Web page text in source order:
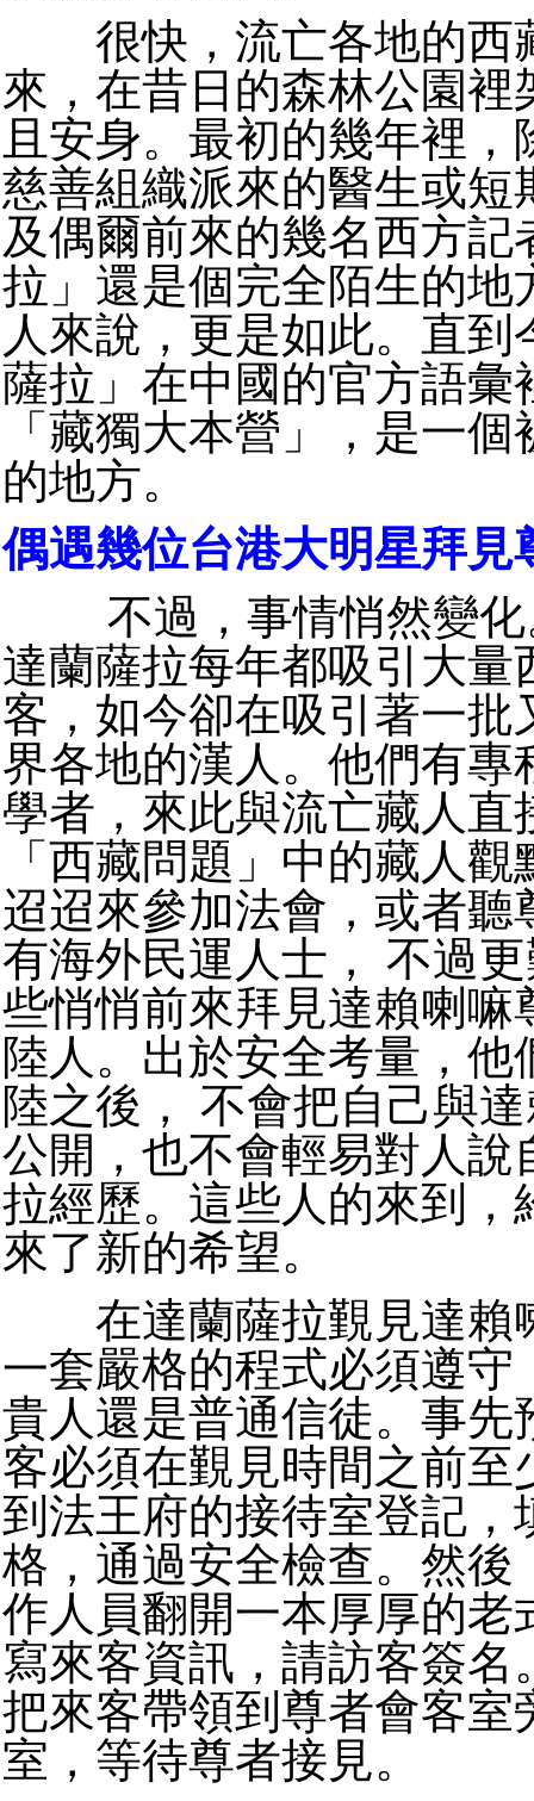
很快，流亡各地的西
來，在昔日的森林公園裡
且安身。最初的幾年裡
慈善組織派來的醫生或短
及偶爾前來的幾名西方記
拉」還是個完全陌生的地
人來說，更是如此。直到
薩拉」在中國的官方語彙
「藏獨大本營」，是一
的地方。
偶遇幾位台港大明星拜見
不過，事情悄然變化
達蘭薩拉每年都吸引大量
客，如今卻在吸引著一批
界各地的漢人。他們有專
學者，來此與流亡藏人直
「西藏問題」中的藏人
迢迢來參加法會，或者聽
有海外民運人士， 不過
些悄悄前來拜見達賴喇嘛
陸人。出於安全考量，他
陸之後， 不會把自己與
公開，也不會輕易對人說
拉經歷。這些人的來到，
來了新的希望。
在達蘭薩拉覲見達賴
一套嚴格的程式必須遵守
貴人還是普通信徒。事先
客必須在覲見時間之前至
到法王府的接待室登記，
格，通過安全檢查。然後
作人員翻開一本厚厚的老
寫來客資訊，請訪客簽名
把來客帶領到尊者會客室
室，等待尊者接見。